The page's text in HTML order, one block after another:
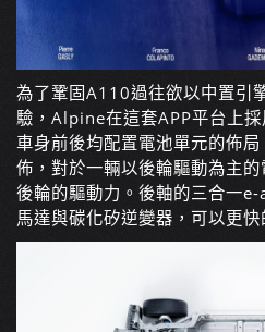
為了鞏固A110過往欲以中置引
驗，Alpine在這套APP平台上
車身前後均配置電池單元的佈
佈，對於一輛以後輪驅動為主
後輪的驅動力。後軸的三合一
馬達與碳化矽逆變器，可以更